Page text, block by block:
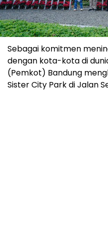
Sebagai komitmen
dengan kota-kota di
(Pemkot) Bandung
Sister City Park di Jalan